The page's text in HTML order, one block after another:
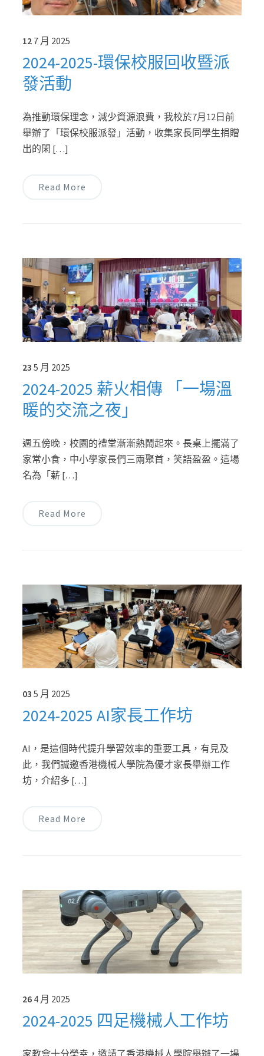
12 7 月 2025
2024-2025-環保校服回收暨派
發活動
為推動環保理念，減少資源浪費，我校於7月12日前
舉辦了「環保校服派發」活動，收集家長同學生捐贈
出的閑 […]
Read More
23 5 月 2025
2024-2025 薪火相傳 「一場溫
暖的交流之夜」
週五傍晚，校園的禮堂漸漸熱鬧起來。長桌上擺滿了
家常小食，中小學家長們三兩聚首，笑語盈盈。這場
名為「薪 […]
Read More
03 5 月 2025
2024-2025 AI家長工作坊
AI，是這個時代提升學習效率的重要工具，有見及
此，我們誠邀香港機械人學院為優才家長舉辦工作
坊，介紹多 […]
Read More
26 4 月 2025
2024-2025 四足機械人工作坊
家教會十分榮幸，邀請了香港機械人學院舉辦了一場